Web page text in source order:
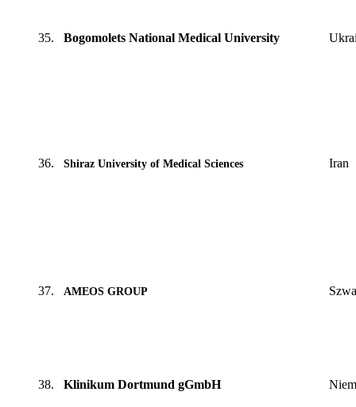
35. Bogomolets National Medical University
36. Shiraz University of Medical Sciences Iran
37. AMEOS GROUP
38. Klinikum Dortmund gGmbH